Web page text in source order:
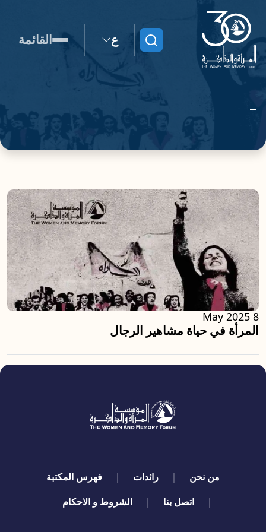
ابحث ع القائمة
المرأة في حياة مشاهير الرجال
8 May 2025
quick links
من نحن رائدات
فهرس المكتبة
اتصل بنا
الشروط و الاحكام